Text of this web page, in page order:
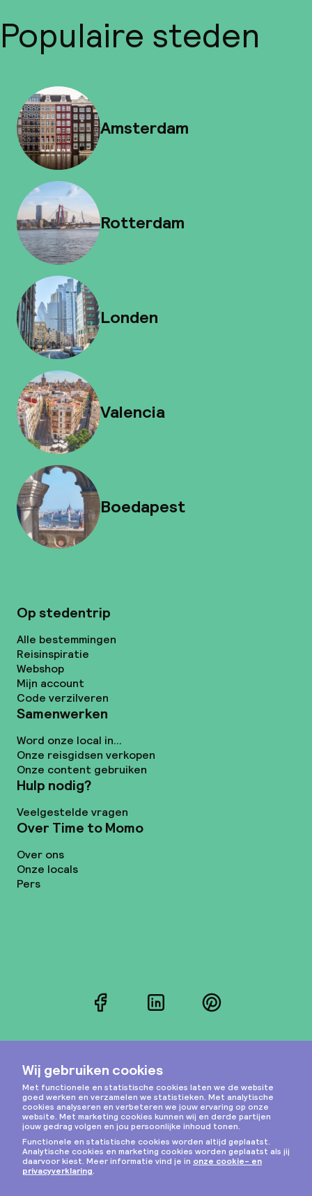
Populaire steden
Amsterdam
Rotterdam
Londen
Valencia
Boedapest
Op stedentrip
Alle bestemmingen
Reisinspiratie
Webshop
Mijn account
Code verzilveren
Samenwerken
Word onze local in...
Onze reisgidsen verkopen
Onze content gebruiken
Hulp nodig?
Veelgestelde vragen
Over Time to Momo
Over ons
Onze locals
Pers
FacebookLinkedInPinterest
Instagram